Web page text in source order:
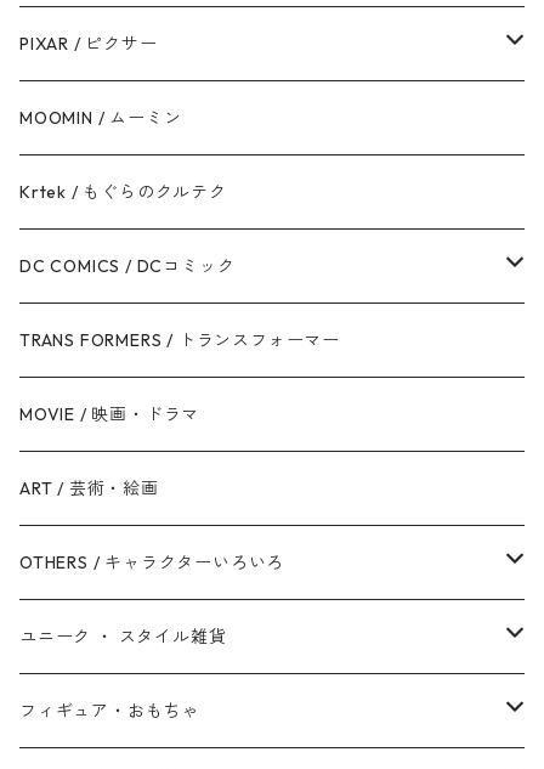
ハン・ソロ
ドロイド
ボバ・フェット / マンダロリアン
ジェダイ・オーダー
銀河帝国 / ダークサイド
反乱同盟軍 / ライトサイド
スターウォーズ・シリーズ
シークエル・トリロジー
アンソロジー・シリーズ
スターウォーズ・アニメ
アベンジャーズ
スパイダーマン
アイアンマン
キャプテン・アメリカ
マイティ・ソー
ハルク
ブラック・ウィドウ
ブラックパンサー
キャプテン・マーベル
ドクター・ストレンジ
ディズニーフレンズ
ディズニープリンセス
ディズニーヴィランズ
シンデレラ
美女と野獣
眠れる森の美女
リトル・マーメイド
白雪姫
アラジン
塔の上のラプンツェル
PIXAR / ピクサー
トイ・ストーリー
モンスターズ・インク / ユニバーシティ
カーズ
ファインディング・ニモ / ドリー
Mr.インクレディブル
アーロと少年
ピクサー
MOOMIN / ムーミン
Krtek / もぐらのクルテク
DC COMICS / DCコミック
ジャスティス・リーグ
バットマン
スーパーマン
ザ・フラッシュ
ワンダーウーマン
ジョーカー
TRANS FORMERS / トランスフォーマー
MOVIE / 映画・ドラマ
ART / 芸術・絵画
OTHERS / キャラクターいろいろ
ザ・マペッツ
ひつじのショーン
ユニーク ・ スタイル雑貨
北欧・ヨーロッパ雑貨
フィギュア・おもちゃ